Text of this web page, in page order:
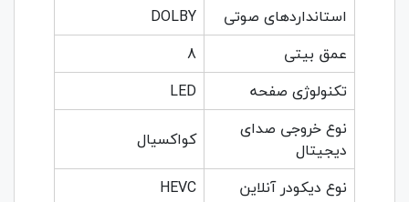
استانداردهای صوتی
DOLBY
عمق بیتی
8
تکنولوژی صفحه
LED
نوع خروجی صدای
دیجیتال
کواکسیال
نوع دیکودر آنلاین
HEVC